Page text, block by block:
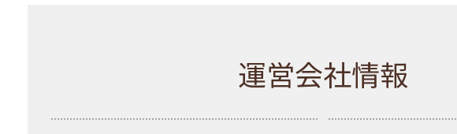
運営会社情報